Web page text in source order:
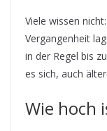
Viele wissen
Vergangenheit
in der Regel bis zu
es sich, auch
Wie hoch